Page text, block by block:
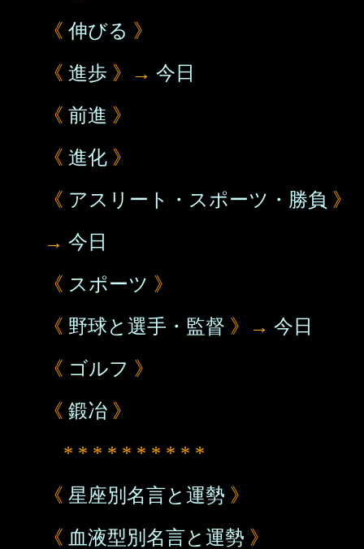
《 伸びる 》
《 進歩 》→ 今日
《 前進 》
《 進化 》
《 アスリート・スポーツ・勝負 》
→ 今日
《 スポーツ 》
《 野球と選手・監督 》→ 今日
《 ゴルフ 》
《 鍛冶 》
* * * * * * * * * *
《 星座別名言と運勢 》
《 血液型別名言と運勢 》